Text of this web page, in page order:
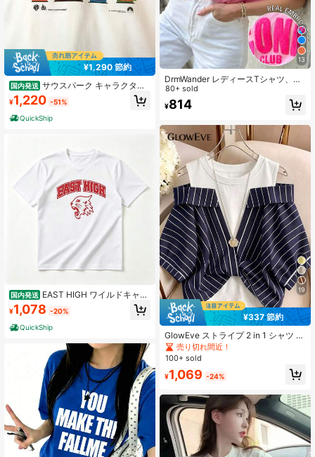
¥1,290 節約
国内発送 サウスパーク キャラクター
が描かれたおしゃれなTシャツ 日本
で人気のアニメグッズとして注目さ
れる定番アイテム 旅行や普段使いに
最適なカジュアルウェア ユニークな
¥1,220 -51%
QuickShip
国内発送 EAST HIGH ワイルドキャッ
ツ Tシャツ - カレッジ風ロゴ 半袖 綿
100% 通気性抜群 柔らか素材 夏服 カ
ジュアル スポーツ 運動会 部活 チー
ムウェア お揃い ペアルック プレゼ
ント メンズ レディース
¥1,078 -20%
QuickShip
13
DrmWander レディースTシャツ、カ
ジュアルストリートスタイルグラフ
ィックショートスリーブTシャツ、可
愛い夏トップ
80+ sold
¥814
19
¥337 節約
GlowEve ストライプ 2 in 1 シャツ バ
ケーションアウトフィット レディー
ス
売り切れ間近！
100+ sold
¥1,069 -24%